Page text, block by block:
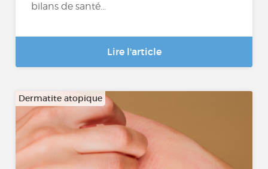
bilans de santé...
Lire l'article
Dermatite atopique